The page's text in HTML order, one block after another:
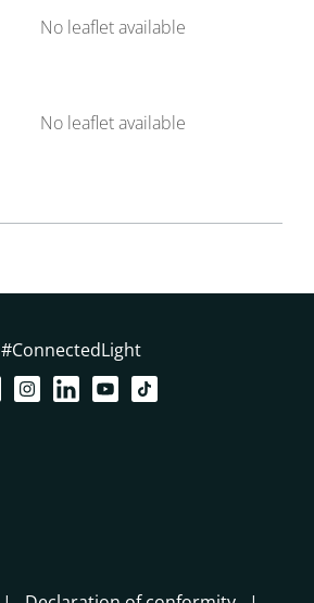
No leaflet available
No leaflet available
#ConnectedLight